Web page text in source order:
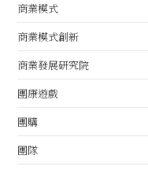
商業模式
商業模式創新
商業發展研究院
團康遊戲
團購
團隊